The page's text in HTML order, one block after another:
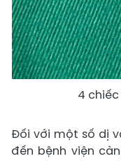
4
Đối với một số dị
đến bệnh viện